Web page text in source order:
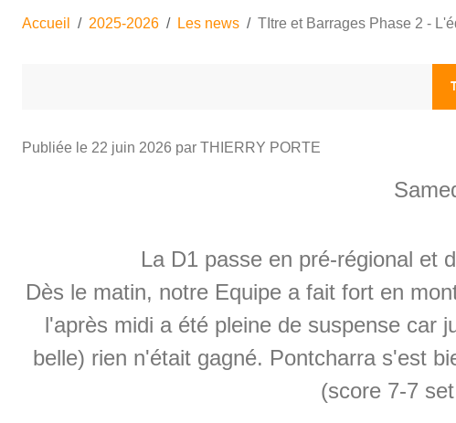
Accueil 2025-2026 Les news TItre et Barrages Phase 2 -
Publiée le 22 juin 2026 par THIERRY PORTE
La D1 passe en pré-régional et
Dès le matin, notre Equipe a fait fort en
l'après midi a été pleine de suspense car
belle) rien n'était gagné. Pontcharra s'est
(score 7-7